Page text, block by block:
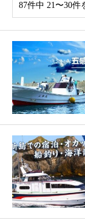
87件中 21〜30件